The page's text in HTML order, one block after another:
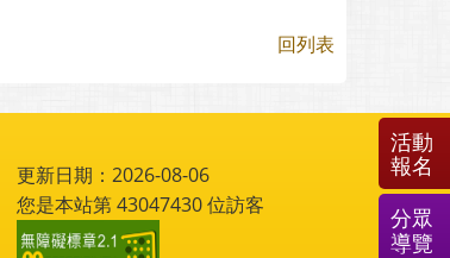
回列表
更新日期：2026-08-06
您是本站第43047430位訪客
活動
報名
分眾
導覽